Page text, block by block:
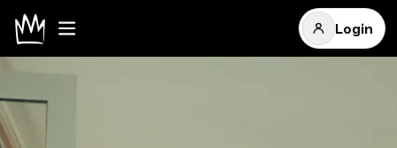
Login